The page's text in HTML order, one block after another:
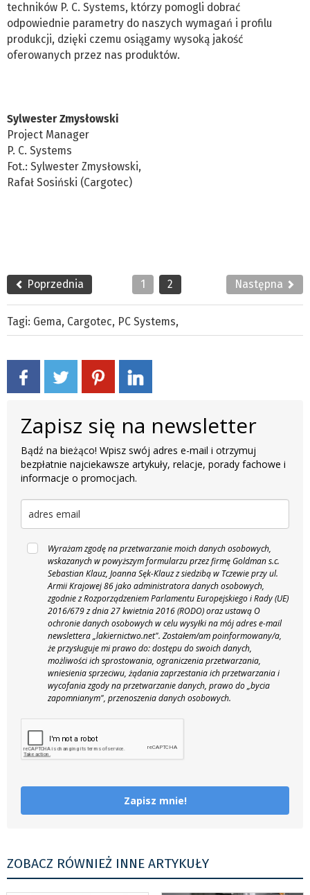
techników P. C. Systems, którzy pomogli dobrać
odpowiednie parametry do naszych wymagań i profilu
produkcji, dzięki czemu osiągamy wysoką jakość
oferowanych przez nas produktów.
Sylwester Zmysłowski
Project Manager
P. C. Systems
Fot.: Sylwester Zmysłowski,
Rafał Sosiński (Cargotec)
Poprzednia 1 2 Następna
Tagi: Gema, Cargotec, PC Systems,
Zapisz się na newsletter
Bądź na bieżąco! Wpisz swój adres e-mail i otrzymuj
bezpłatnie najciekawsze artykuły, relacje, porady fachowe i
informacje o promocjach.
Wyrażam zgodę na przetwarzanie moich danych osobowych,
wskazanych w powyższym formularzu przez firmę Goldman s.c.
Sebastian Klauz, Joanna Sęk-Klauz z siedzibą w Tczewie przy ul.
Armii Krajowej 86 jako administratora danych osobowych,
zgodnie z Rozporządzeniem Parlamentu Europejskiego i Rady (UE)
2016/679 z dnia 27 kwietnia 2016 (RODO) oraz ustawą O
ochronie danych osobowych w celu wysyłki na mój adres e-mail
newslettera „lakiernictwo.net". Zostałem/am poinformowany/a,
że przysługuje mi prawo do: dostępu do swoich danych,
możliwości ich sprostowania, ograniczenia przetwarzania,
wniesienia sprzeciwu, żądania zaprzestania ich przetwarzania i
wycofania zgody na przetwarzanie danych, prawo do „bycia
zapomnianym", przenoszenia danych osobowych.
Zapisz mnie!
ZOBACZ RÓWNIEŻ INNE ARTYKUŁY